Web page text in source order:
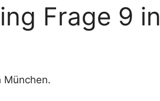
Frage 9 in
München.